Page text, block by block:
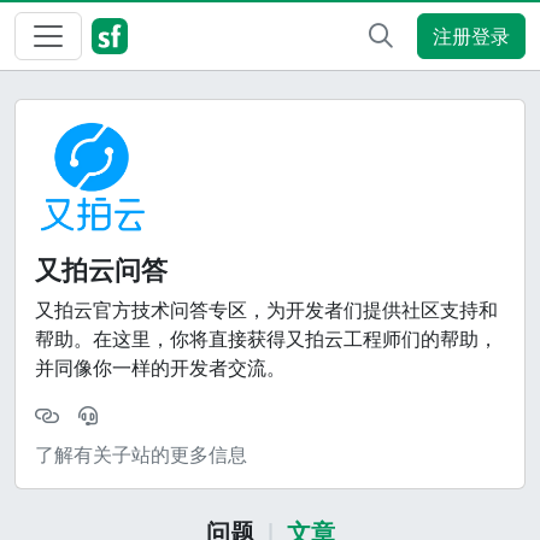
注册登录
又拍云问答
又拍云官方技术问答专区，为开发者们提供社区支持和
帮助。在这里，你将直接获得又拍云工程师们的帮助，
并同像你一样的开发者交流。
了解有关子站的更多信息
问题 文章